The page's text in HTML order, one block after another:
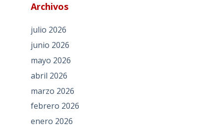
Archivos
julio 2026
junio 2026
mayo 2026
abril 2026
marzo 2026
febrero 2026
enero 2026